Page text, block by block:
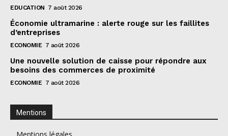
EDUCATION 7 août 2026
Économie ultramarine : alerte rouge sur les faillites
d’entreprises
ECONOMIE 7 août 2026
Une nouvelle solution de caisse pour répondre aux
besoins des commerces de proximité
ECONOMIE 7 août 2026
Mentions
Mentions légales